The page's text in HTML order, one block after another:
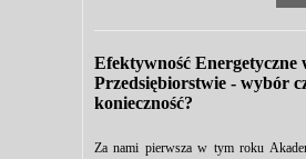
Efektywność Energetyczne
Przedsiębiorstwie - wybór
konieczność?
Za nami pierwsza w tym roku